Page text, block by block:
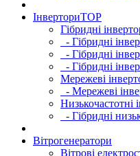
ІнверториTOP
Гібридні
- Гібридні
- Гібридні
- Гібридні
Мережеві
- Мережеві
Низькочастотні
- Гібридні
Вітрогенератори
Вітрові